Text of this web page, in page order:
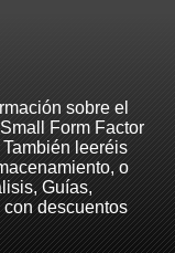
sobre el
Form Factor
leeréis
o
Guías,
descuentos